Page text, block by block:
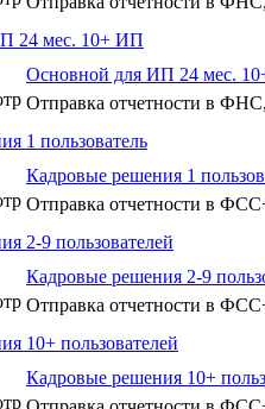
24 мес. 10+ ИП
Основной для ИП 24 мес.
Отправка отчетности в
1 пользователь
Кадровые решения 1
Отправка отчетности в
2-9 пользователей
Кадровые решения 2-9
Отправка отчетности в
10+ пользователей
Кадровые решения 10+